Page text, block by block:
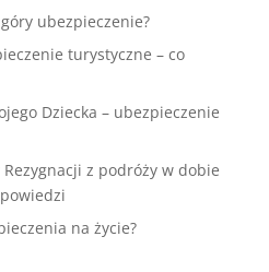
ubezpieczenie?
turystyczne – co
Dziecka – ubezpieczenie
z podróży w dobie
na życie?